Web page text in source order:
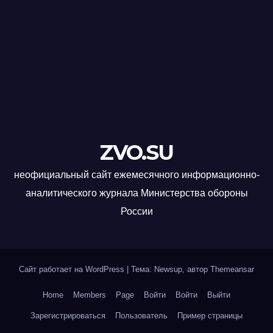
ZVO.SU
неофициальный сайт ежемесячного информационно-
аналитического журнала Министерства обороны
России
Сайт работает на WordPress Тема: Newsup, автор Themeansar
Home Members Page Войти Войти Выйти
Зарегистрироваться Пользователь Пример страницы